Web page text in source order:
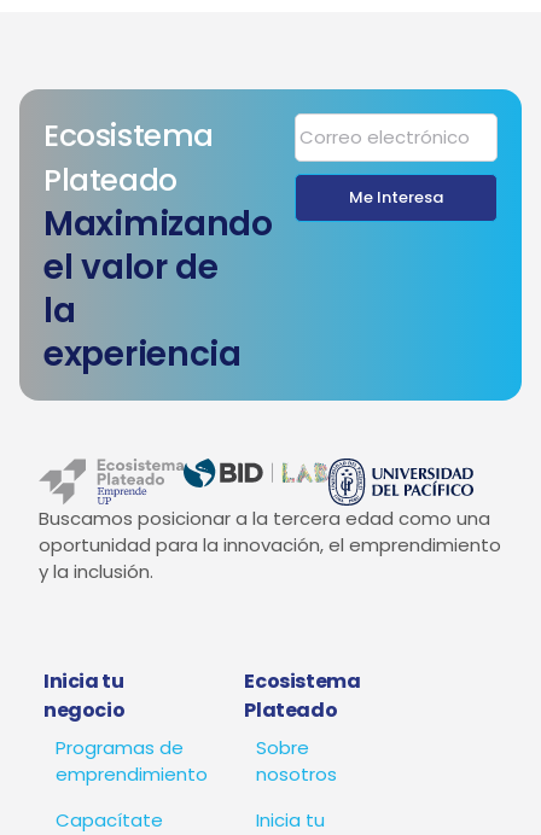
Ecosistema
Plateado
Maximizando
el valor de
la
experiencia
Me Interesa
Buscamos posicionar a la tercera edad como una
oportunidad para la innovación, el emprendimiento
y la inclusión.
Inicia tu
negocio
Programas de
emprendimiento
Capacítate
Ecosistema
Plateado
Sobre
nosotros
Inicia tu